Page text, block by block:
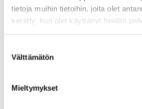
tietoja muihin tietoihin, joita olet
kerätty, kun olet käyttänyt heidän
valinta
Välttämätön
Mieltymykset
JOHTAJA, KANSAINVÄLISET ASIAT;